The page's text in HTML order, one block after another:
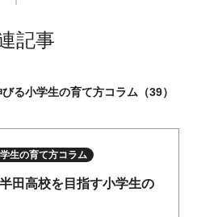
記事
る小学生の育て方コラム（39）
生の育て方コラム
田高校を目指す小学生の